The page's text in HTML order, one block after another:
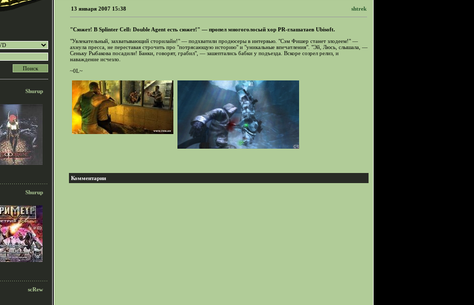
Shurup
Shurup
scRew
13 января 2007 15:38 shtrek
"Сюжет! В Splinter Cell: Double Agent есть сюжет!" — пропел многоголосый хор PR-глашатаев Ubisoft.
"Увлекательный, захватывающий сторилайн!" — подхватили продюсеры в интервью. "Сэм Фишер станет злодеем!" —
ахнула пресса, не переставая строчить про "потрясающую историю" и "уникальные впечатления". "Эй, Люсь, слышала, —
Сеньку Рыбакова посадили! Банки, говорят, грабил", — зашептались бабки у подъезда. Вскоре созрел релиз, и
наваждение исчезло.
~0L~
Комментарии